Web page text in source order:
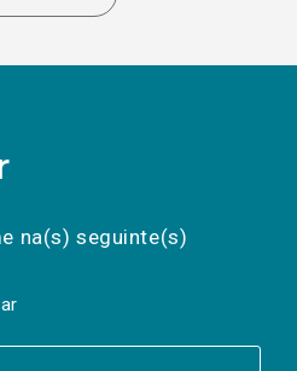
na(s) seguinte(s)